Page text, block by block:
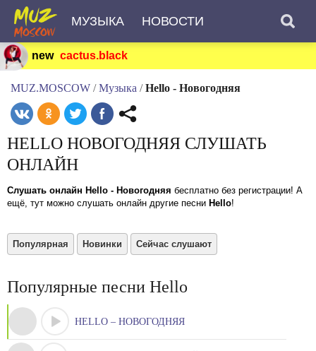
МУЗЫКА НОВОСТИ
new cactus.black
MUZ.MOSCOW / Музыка / Hello - Новогодняя
HELLO НОВОГОДНЯЯ СЛУШАТЬ
ОНЛАЙН
Слушать онлайн Hello - Новогодняя бесплатно без регистрации! А
ещё, тут можно слушать онлайн другие песни Hello!
Популярная Новинки Сейчас слушают
Популярные песни Hello
HELLO – НОВОГОДНЯЯ